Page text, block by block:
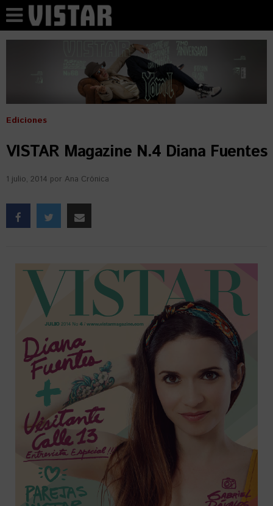
Ediciones
VISTAR Magazine N.4 Diana Fuentes
1 julio, 2014 por Ana Crónica